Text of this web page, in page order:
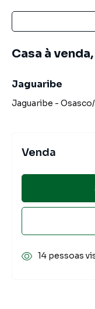
Casa à
Jaguaribe
Jaguaribe - Osasco/
Venda
14 pessoas